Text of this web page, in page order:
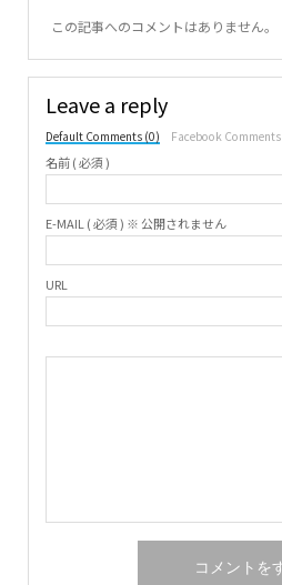
この記事へのコメントはありません。
Leave a reply
Default Comments (0) Facebook Comments
名前 ( 必須 )
E-MAIL ( 必須 ) ※ 公開されません
URL